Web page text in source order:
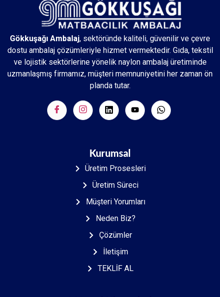
Gökkuşağı Ambalaj, sektöründe kaliteli, güvenilir ve çevre
dostu ambalaj çözümleriyle hizmet vermektedir. Gıda, tekstil
ve lojistik sektörlerine yönelik naylon ambalaj üretiminde
uzmanlaşmış firmamız, müşteri memnuniyetini her zaman ön
planda tutar.
Kurumsal
Üretim Prosesleri
Üretim Süreci
Müşteri Yorumları
Neden Biz?
Çözümler
İletişim
TEKLİF AL